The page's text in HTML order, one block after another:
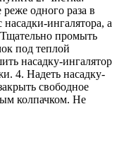
одного раза в
ингалятора, а
Тщательно промыть
под теплой
насадку-ингалятор
4. Надеть насадку-
свободное
колпачком. Не